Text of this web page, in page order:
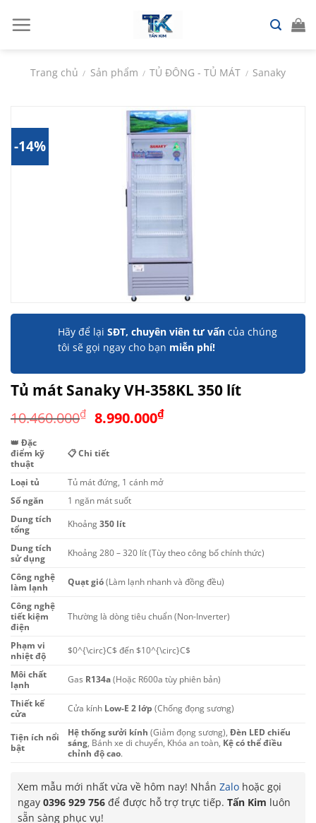
đến
Trang chủ / Sản phẩm / TỦ ĐÔNG - TỦ MÁT / Sanaky
-14%
Hãy để lại SĐT, chuyên viên tư vấn của chúng
tôi sẽ gọi ngay cho bạn miễn phí!
Tủ mát Sanaky VH-358KL 350 lít
10.460.000₫ Giá
là:
8.990.000₫Giá
👑 Đặc
điểm kỹ
thuật
📋 Chi tiết
Loại tủ
Tủ mát đứng, 1 cánh mở
Số ngăn
1 ngăn mát suốt
Dung tích
tổng
Khoảng350 lít
Dung tích
sử dụng
Khoảng 280 – 320 lít (Tùy theo công bố chính thức)
Công nghệ
làm lạnh
Quạt gió(Làm lạnh nhanh và đồng đều)
Công nghệ
tiết kiệm
điện
Thường là dòng tiêu chuẩn (Non-Inverter)
Phạm vi
nhiệt độ
$0^{\circ}C$ đến$10^{\circ}C$
Môi chất
lạnh
Gas R134a(Hoặc R600a tùy phiên bản)
Thiết kế
cửa
Cửa kính Low-E 2 lớp (Chống đọng sương)
Tiện ích nổi
bật
Hệ thống sưởi kính (Giảm đọng sương), Đèn LED chiếu
sáng, Bánh xe di chuyển, Khóa an toàn, Kệ có thể điều
chỉnh độ cao.
Xem mẫu mới nhất vừa về hôm nay! Nhắn Zalo hoặc gọi
ngay 0396 929 756 để được hỗ trợ trực tiếp. Tấn Kim luôn
sẵn sàng phục vụ!